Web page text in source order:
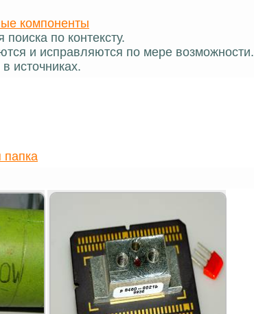
компоненты
по контексту.
и исправляются по мере возможности.
источниках.
папка